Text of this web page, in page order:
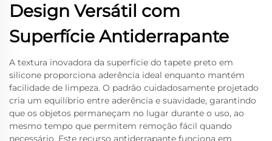
Design Versátil com
Superfície Antiderrapante
A textura inovadora da superfície do tapete preto em
silicone proporciona aderência ideal enquanto mantém
facilidade de limpeza. O padrão cuidadosamente projetado
cria um equilíbrio entre aderência e suavidade, garantindo
que os objetos permaneçam no lugar durante o uso, ao
mesmo tempo que permitem remoção fácil quando
necessário. Este recurso antiderrapante funciona em